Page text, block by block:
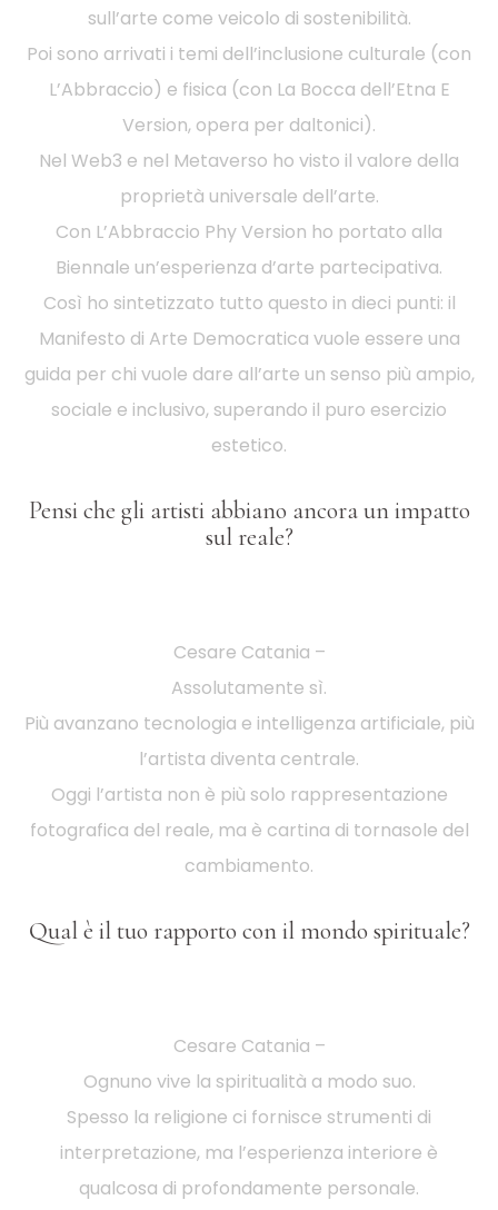
sull’arte come veicolo di sostenibilità.
Poi sono arrivati i temi dell’inclusione culturale (con
L’Abbraccio) e fisica (con La Bocca dell’Etna E
Version, opera per daltonici).
Nel Web3 e nel Metaverso ho visto il valore della
proprietà universale dell’arte.
Con L’Abbraccio Phy Version ho portato alla
Biennale un’esperienza d’arte partecipativa.
Così ho sintetizzato tutto questo in dieci punti: il
Manifesto di Arte Democratica vuole essere una
guida per chi vuole dare all’arte un senso più ampio,
sociale e inclusivo, superando il puro esercizio
estetico.
Pensi che gli artisti abbiano ancora un impatto
sul reale?
Cesare Catania –
Assolutamente sì.
Più avanzano tecnologia e intelligenza artificiale, più
l’artista diventa centrale.
Oggi l’artista non è più solo rappresentazione
fotografica del reale, ma è cartina di tornasole del
cambiamento.
Qual è il tuo rapporto con il mondo spirituale?
Cesare Catania –
Ognuno vive la spiritualità a modo suo.
Spesso la religione ci fornisce strumenti di
interpretazione, ma l’esperienza interiore è
qualcosa di profondamente personale.